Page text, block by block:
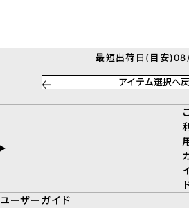
最短出荷日(目安
アイテム選択へ
ユーザーガイド